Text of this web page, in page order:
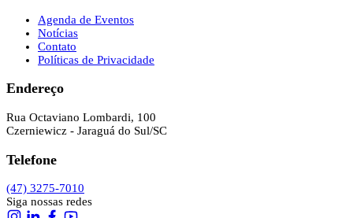
Agenda de Eventos
Notícias
Contato
Políticas de Privacidade
Endereço
Rua Octaviano Lombardi, 100
Czerniewicz - Jaraguá do Sul/SC
Telefone
(47) 3275-7010
Siga nossas redes